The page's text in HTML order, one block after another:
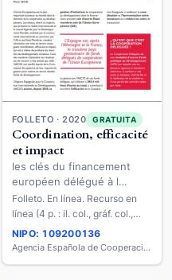
FOLLETO · 2020 GRATUITA
Coordination, efficacité
et impact
les clés du financement
européen délégué à l
´Espagne
Folleto. En línea. Recurso en
línea (4 p. : il. col., gráf. col.,
PDF).
NIPO: 109200136
Agencia Española de Cooperación Internacional para el Desarrollo